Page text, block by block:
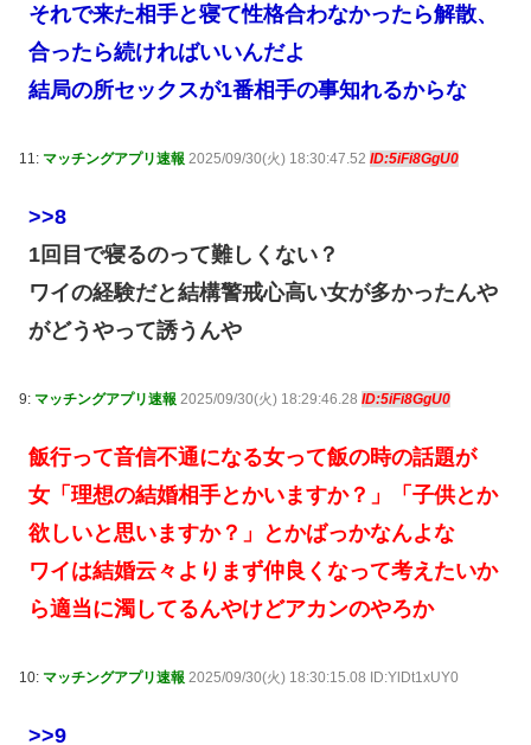
それで来た相手と寝て性格合わなかったら解散、
合ったら続ければいいんだよ
結局の所セックスが1番相手の事知れるからな
11: マッチングアプリ速報 2025/09/30(火) 18:30:47.52 ID:5iFi8GgU0
>>8
1回目で寝るのって難しくない？
ワイの経験だと結構警戒心高い女が多かったんや
がどうやって誘うんや
9: マッチングアプリ速報 2025/09/30(火) 18:29:46.28 ID:5iFi8GgU0
飯行って音信不通になる女って飯の時の話題が
女「理想の結婚相手とかいますか？」「子供とか
欲しいと思いますか？」とかばっかなんよな
ワイは結婚云々よりまず仲良くなって考えたいか
ら適当に濁してるんやけどアカンのやろか
10: マッチングアプリ速報 2025/09/30(火) 18:30:15.08 ID:YlDt1xUY0
>>9